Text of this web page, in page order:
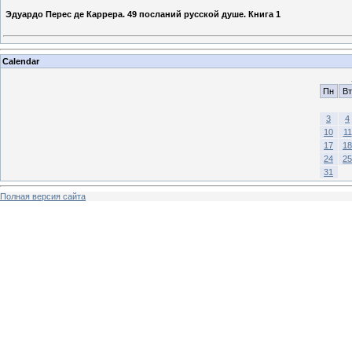
Эдуардо Перес де Каррера. 49 посланий русской душе. Книга 1
Calendar
Пн
Вт
3
4
10
11
17
18
24
25
31
Полная версия сайта